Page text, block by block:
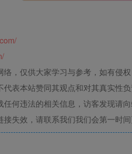
，仅供大家学习与参考，如有侵
表本站赞同其观点和对其真实性负
何违法的相关信息，访客发现请
失效，请联系我们我们会第一时间